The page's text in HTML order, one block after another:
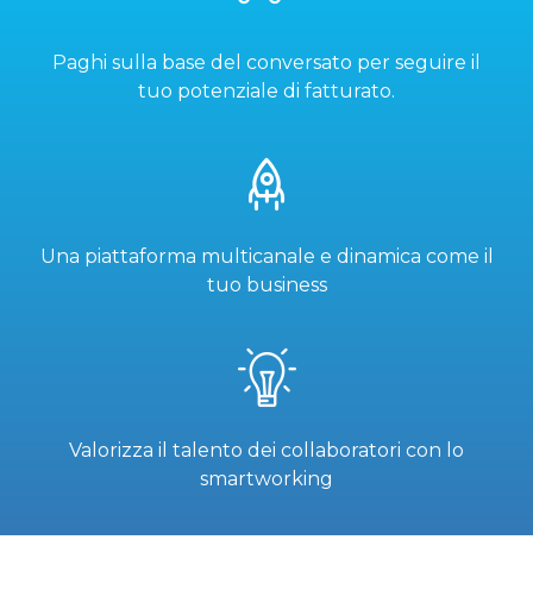
Paghi sulla base del conversato per seguire il
tuo potenziale di fatturato.
Una piattaforma multicanale e dinamica come il
tuo business
Valorizza il talento dei collaboratori con lo
smartworking